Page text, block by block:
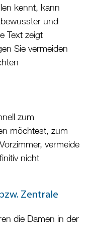
kennt, kann
und
Text zeigt
Sie vermeiden
zum
möchtest, zum
vermeide
nicht
Zentrale
die Damen in der